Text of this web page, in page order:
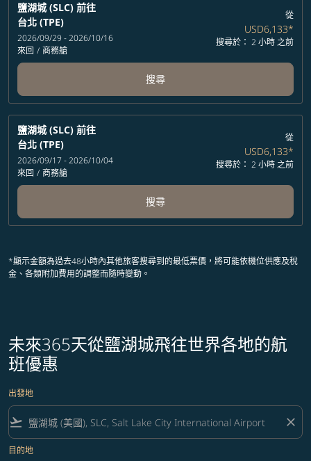
鹽湖城 (SLC) 前往
台北 (TPE)
2026/09/29 - 2026/10/16
來回 / 商務艙
從
USD6,133*
搜尋於： 2 小時 之前
搜尋
鹽湖城 (SLC) 前往
台北 (TPE)
2026/09/17 - 2026/10/04
來回 / 商務艙
從
USD6,133*
搜尋於： 2 小時 之前
搜尋
*顯示金額為過去48小時內其他旅客搜尋到的最低票價，將可能依機位供應及稅
金、各類附加費用的調整而隨時變動。
未來365天從鹽湖城飛往世界各地的航
班優惠
出發地
flight_takeoff close
目的地